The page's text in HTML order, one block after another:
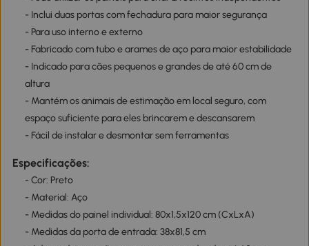
- Inclui duas portas com fechadura para maior segurança
- Para uso interno e externo
- Fabricado com tubo e arames de aço para maior estabilidade
- Indicado para cães pequenos e grandes de até 60 cm de
altura
- Mantém os animais de estimação em local seguro, com
espaço suficiente para eles brincarem e descansarem
- Fácil de instalar e desmontar sem ferramentas
Especificações:
- Cor: Preto
- Material: Aço
- Medidas do painel individual: 80x1,5x120 cm (CxLxA)
- Medidas da porta de entrada: 38x81,5 cm